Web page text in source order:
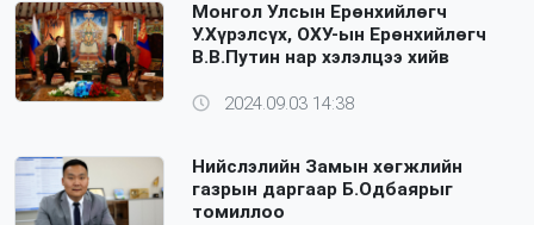
Монгол Улсын Ерөнхийлөгч
У.Хүрэлсүх, ОХУ-ын Ерөнхийлөгч
В.В.Путин нар хэлэлцээ хийв
2024.09.03 14:38
Нийслэлийн Замын хөгжлийн
газрын даргаар Б.Одбаярыг
томиллоо